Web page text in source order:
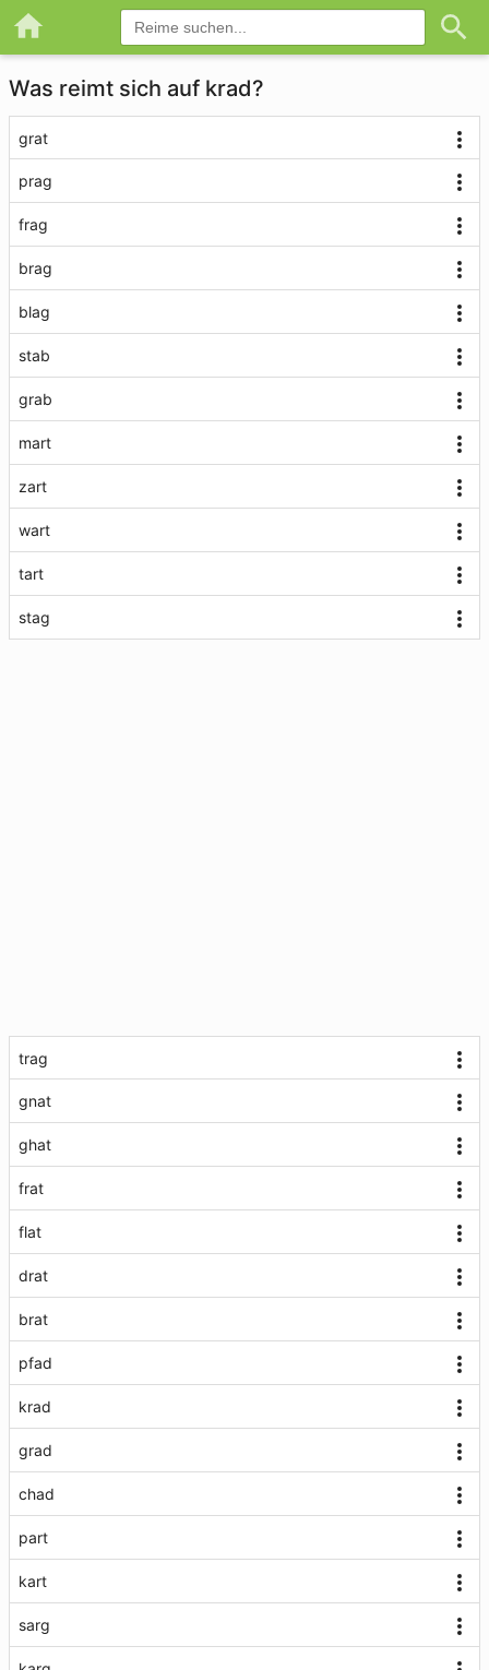
Was reimt sich auf krad?
grat
prag
frag
brag
blag
stab
grab
mart
zart
wart
tart
stag
trag
gnat
ghat
frat
flat
drat
brat
pfad
krad
grad
chad
part
kart
sarg